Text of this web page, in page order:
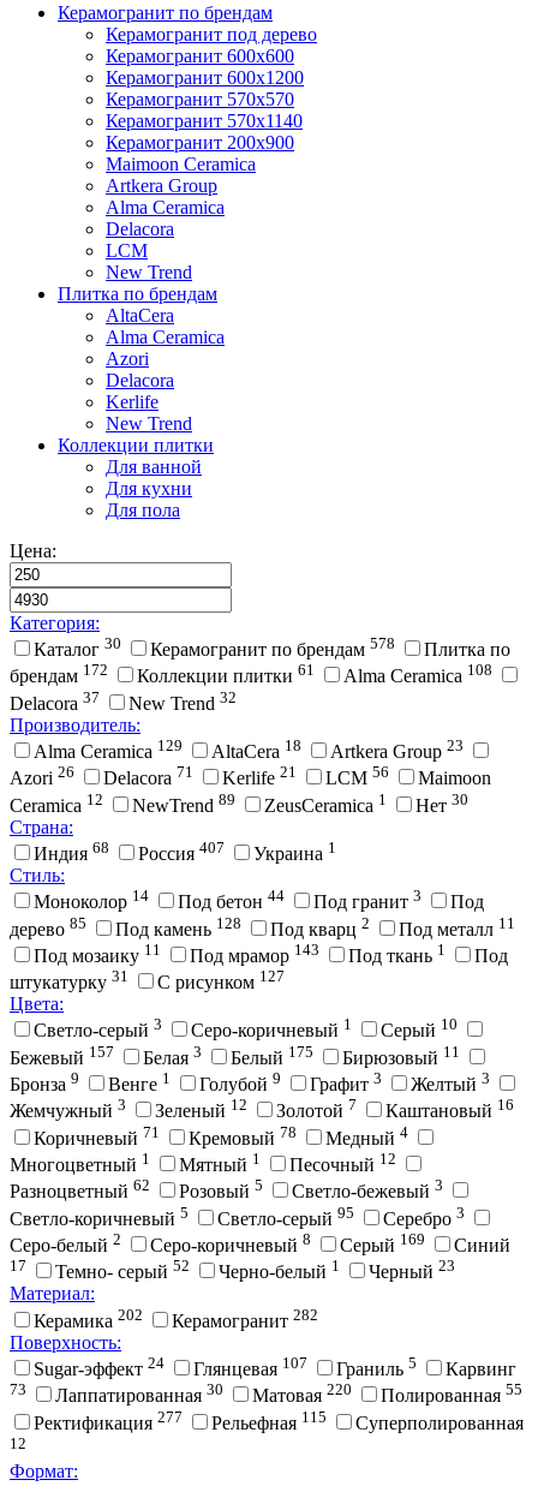
Керамогранит по брендам
Керамогранит под дерево
Керамогранит 600x600
Керамогранит 600x1200
Керамогранит 570x570
Керамогранит 570x1140
Керамогранит 200x900
Maimoon Ceramica
Artkera Group
Alma Ceramica
Delacora
LCM
New Trend
Плитка по брендам
AltaCera
Аlma Ceramica
Azori
Delacora
Kerlife
New Trend
Коллекции плитки
Для ванной
Для кухни
Для пола
Цена:
Категория:
Каталог 30 Керамогранит по брендам 578
Плитка по
брендам 172 Коллекции плитки 61 Alma Ceramica 108
Delacora 37 New Trend 32
Производитель:
Alma Ceramica 129 AltaCera 18 Artkera Group 23
Azori 26 Delacora 71 Kerlife 21 LCM 56
Maimoon
Ceramica 12 NewTrend 89 ZeusCeramica 1 Нет 30
Страна:
Индия 68 Россия 407 Украина 1
Стиль:
Моноколор 14 Под бетон 44 Под гранит 3
Под
дерево 85 Под камень 128 Под кварц 2 Под металл 11
Под мозаику 11 Под мрамор 143 Под ткань 1
Под
штукатурку 31 С рисунком 127
Цвета:
Cветло-серый 3 Cеро-коричневый 1 Cерый 10
Бежевый 157 Белая 3 Белый 175 Бирюзовый 11
Бронза 9 Венге 1 Голубой 9 Графит 3 Желтый 3
Жемчужный 3 Зеленый 12 Золотой 7 Каштановый 16
Коричневый 71 Кремовый 78 Медный 4
Многоцветный 1 Мятный 1 Песочный 12
Разноцветный 62 Розовый 5 Светло-бежевый 3
Светло-коричневый 5 Светло-серый 95 Серебро 3
Серо-белый 2 Серо-коричневый 8 Серый 169 Синий
17 Темно- серый 52 Черно-белый 1 Черный 23
Материал:
Керамика 202 Керамогранит 282
Поверхность:
Sugar-эффект 24 Глянцевая 107 Граниль 5 Карвинг
73 Лаппатированная 30 Матовая 220 Полированная 55
Ректификация 277 Рельефная 115 Суперполированная
12
Формат: